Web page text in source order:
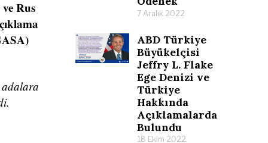
Rus
adalara
7 Aralık 2022
ABD Türkiye
Büyükelçisi
Jeffry L. Flake
Ege Denizi ve
Türkiye
Hakkında
Açıklamalarda
Bulundu
18 Ekim 2022